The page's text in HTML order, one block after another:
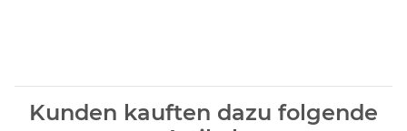
Kunden kauften dazu folgende